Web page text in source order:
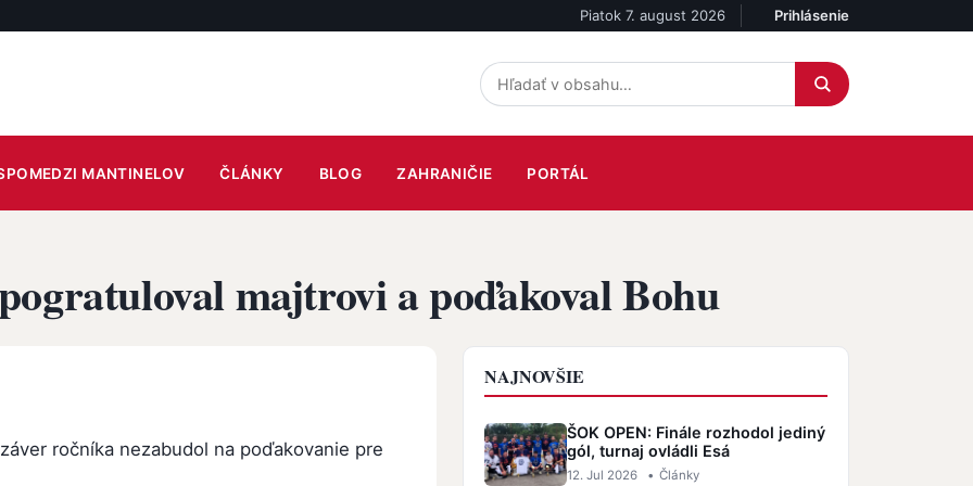
Piatok 7. august 2026 Účet
Prihlásenie
MANTINELOV ČLÁNKY BLOG ZAHRANIČIE PORTÁL
majtrovi a poďakoval Bohu
ročníka nezabudol na poďakovanie pre
NAJNOVŠIE
ŠOK OPEN: Finále rozhodol jediný
gól, turnaj ovládli Esá
12. Jul 2026 • Články